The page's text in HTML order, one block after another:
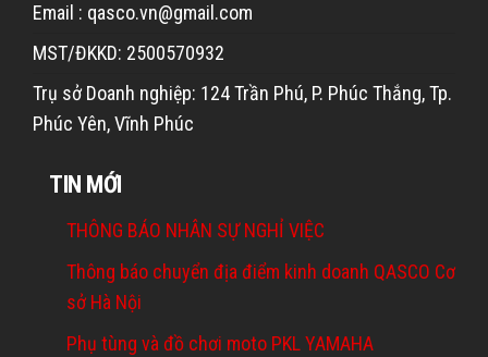
Email : qasco.vn@gmail.com
MST/ĐKKD: 2500570932
Trụ sở Doanh nghiệp: 124 Trần Phú, P. Phúc Thắng, Tp.
Phúc Yên, Vĩnh Phúc
TIN MỚI
THÔNG BÁO NHÂN SỰ NGHỈ VIỆC
Thông báo chuyển địa điểm kinh doanh QASCO Cơ
sở Hà Nội
Phụ tùng và đồ chơi moto PKL YAMAHA